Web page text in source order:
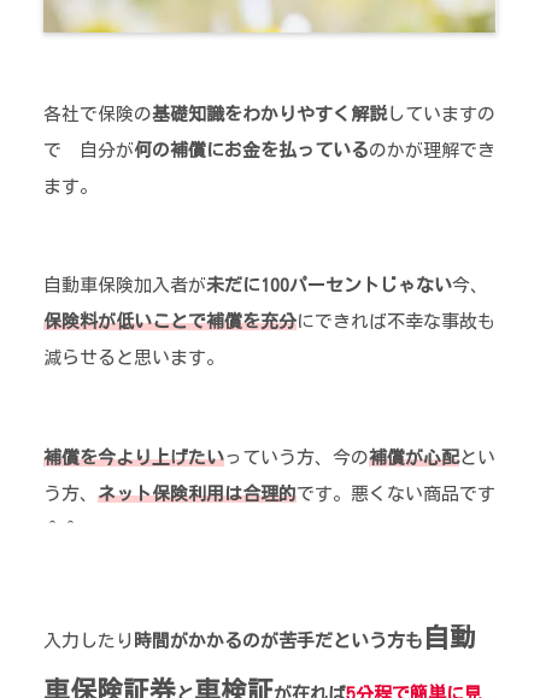
各社で保険の基礎知識をわかりやすく解説していますの
で 自分が何の補償にお金を払っているのかが理解でき
ます。
自動車保険加入者が未だに100パーセントじゃない今、
保険料が低いことで補償を充分にできれば不幸な事故も
減らせると思います。
補償を今より上げたいっていう方、今の補償が心配とい
う方、 ネット保険利用は合理的です。悪くない商品です
＾＾
入力したり 時間がかかるのが苦手だという方も 自動
車保険証券と車検証が在れば5分程で簡単に見